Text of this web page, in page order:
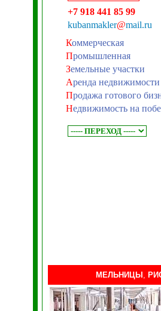
+7 918 441 85 99
kubanmakler@mail.ru
Коммерческая
Промышленная
Земельные участки
Аренда недвижимости
Продажа готового
Недвижимость на
МЕЛЬНИЦЫ ,